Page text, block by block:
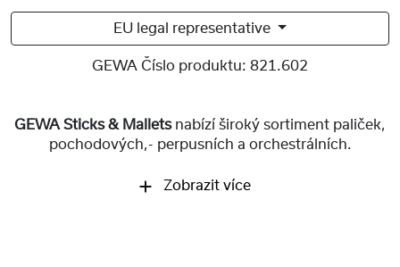
EU legal representative
GEWA Číslo produktu: 821.602
GEWA Sticks & Malletsnabízí široký sortiment paliček,
pochodových,- perpusních a orchestrálních.
Zobrazit více